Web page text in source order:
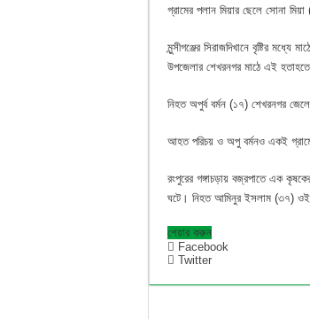
গ্রামের পলান মিয়ার ছেলে সোনা
মুন্সীগঞ্জের সিরাজদিখানে বৃষ্টির
উপজেলার শেখরনগর মাঠে এই
নিহত অপুর্ব বর্মন (১৭) শেখরনগর
আহত পরিচয় ও অপু বর্মনও একই
রংপুরের গঙ্গাচড়ায় বজ্রপাতে এক
ঘটে। নিহত আমিনুর ইসলাম (৩৭) ওই
শেয়ার করুন
Facebook
Twitter